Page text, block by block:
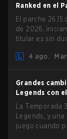
Ranked en el
El parche
de 2026,
titular es sin
necesarios a
4 ago.
Grandes
Legends con
La
Legends, y
juego cuando